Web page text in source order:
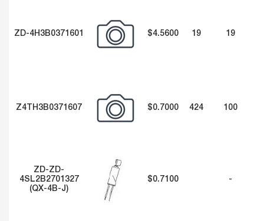
ZD-4H3B0371601 $4.5600 19 19
Z4TH3B0371607 $0.7000 424 100
ZD-ZD-
4SL2B2701327
(QX-4B-J)
$0.7100 -